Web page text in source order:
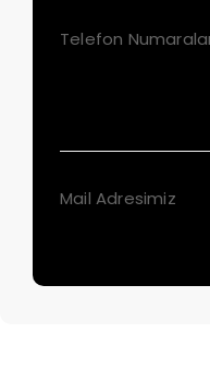
Telefon
Mail Adresimiz